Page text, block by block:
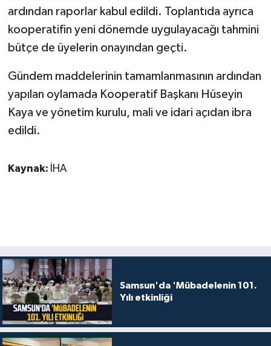
ardından raporlar kabul edildi. Toplantıda ayrıca
kooperatifin yeni dönemde uygulayacağı tahmini
bütçe de üyelerin onayından geçti.
Gündem maddelerinin tamamlanmasının ardından
yapılan oylamada Kooperatif Başkanı Hüseyin
Kaya ve yönetim kurulu, mali ve idari açıdan ibra
edildi.
Kaynak: İHA
Samsun'da 'Mübadelenin 101.
Yılı etkinliği